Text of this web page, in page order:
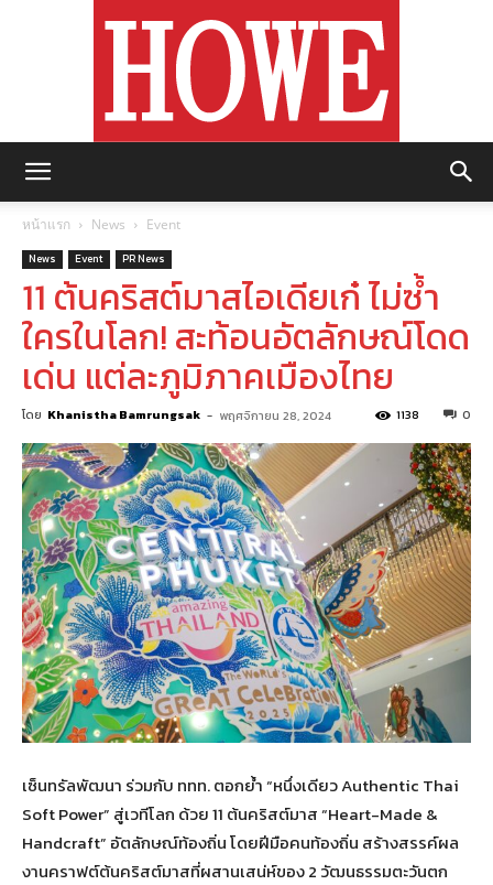
หน้าแรก News Event
News Event PR News
11 ต้นคริสต์มาสไอเดียเก๋ ไม่ซ้ำ
ใครในโลก! สะท้อนอัตลักษณ์โดด
เด่น แต่ละภูมิภาคเมืองไทย
โดย Khanistha Bamrungsak - พฤศจิกายน 28, 2024 0
1138
เซ็นทรัลพัฒนา ร่วมกับ ททท. ตอกย้ำ “หนึ่งเดียว Authentic Thai
Soft Power” สู่เวทีโลก ด้วย 11 ต้นคริสต์มาส “Heart-Made &
Handcraft” อัตลักษณ์ท้องถิ่น โดยฝีมือคนท้องถิ่น สร้างสรรค์ผล
งานคราฟต์ต้นคริสต์มาสที่ผสานเสน่ห์ของ 2 วัฒนธรรมตะวันตก